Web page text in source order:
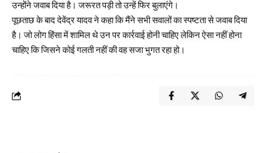
उन्होंने जवाब दिया है। जरूरत पड़ी तो उन्हें फिर बुलाएंगे।
पूछताछ के बाद देवेंद्र यादव ने कहा कि मैंने सभी सवालों का स्पष्टता से जवाब दिया
है। जो लोग हिंसा में शामिल थे उन पर कार्रवाई होनी चाहिए लेकिन ऐसा नहीं होना
चाहिए कि जिसने कोई गलती नहीं की वह सजा भुगत रहा हो।